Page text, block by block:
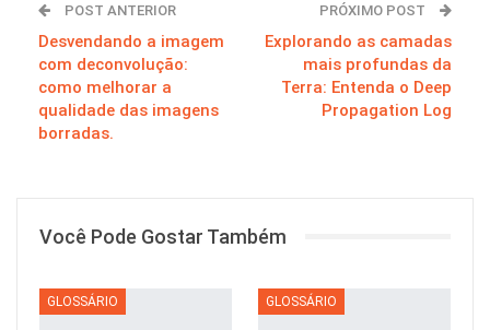
POST ANTERIOR
Desvendando a imagem
com deconvolução:
como melhorar a
qualidade das imagens
borradas.
PRÓXIMO POST
Explorando as camadas
mais profundas da
Terra: Entenda o Deep
Propagation Log
Você Pode Gostar Também
GLOSSÁRIO GLOSSÁRIO